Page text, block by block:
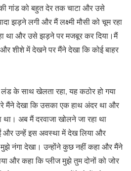
गांड को बहुत देर तक चाटा और उसे
झड़ने लगी और मैं लक्ष्मी मौसी को चूम रहा
था और उसे झड़ने पर मजबूर कर दिया।मैं
शीशे में देखने पर मैंने देखा कि कोई बाहर
के साथ खेलता रहा, यह कठोर हो गया
मैंने देखा कि उसका एक हाथ अंदर था और
अब मैं दरवाजा खोलने जा रहा था
और उन्हें इस अवस्था में देख लिया और
मुझे नंगा देखा। उन्होंने कुछ नहीं कहा और मैंने
और कहा कि प्लीज मुझे तुम दोनों को जोर